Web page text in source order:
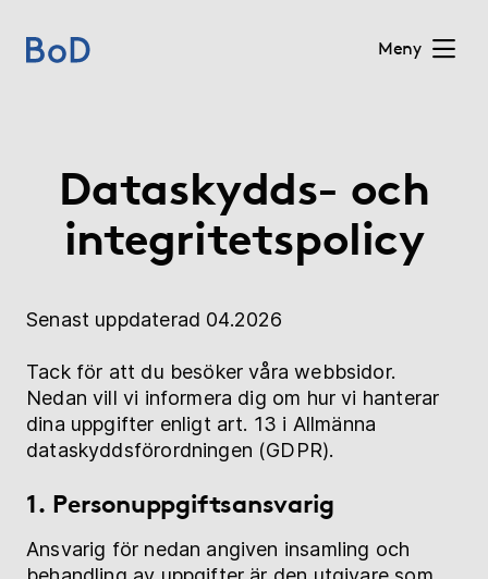
Meny
Priser
Författartjänster
Om BoD
Förlag
Blogg
Bokshop
Hjälp
Dataskydds- och
integritetspolicy
Senast uppdaterad 04.2026
Tack för att du besöker våra webbsidor.
Nedan vill vi informera dig om hur vi hanterar
dina uppgifter enligt art. 13 i Allmänna
dataskyddsförordningen (GDPR).
1. Personuppgiftsansvarig
Ansvarig för nedan angiven insamling och